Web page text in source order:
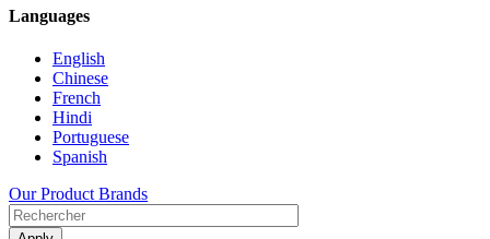
Languages
English
Chinese
French
Hindi
Portuguese
Spanish
Our Product Brands